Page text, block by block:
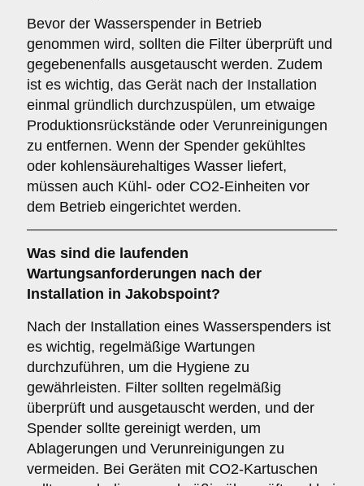
Bevor der Wasserspender in Betrieb
genommen wird, sollten die Filter überprüft und
gegebenenfalls ausgetauscht werden. Zudem
ist es wichtig, das Gerät nach der Installation
einmal gründlich durchzuspülen, um etwaige
Produktionsrückstände oder Verunreinigungen
zu entfernen. Wenn der Spender gekühltes
oder kohlensäurehaltiges Wasser liefert,
müssen auch Kühl- oder CO2-Einheiten vor
dem Betrieb eingerichtet werden.
Was sind die laufenden
Wartungsanforderungen nach der
Installation in Jakobspoint?
Nach der Installation eines Wasserspenders ist
es wichtig, regelmäßige Wartungen
durchzuführen, um die Hygiene zu
gewährleisten. Filter sollten regelmäßig
überprüft und ausgetauscht werden, und der
Spender sollte gereinigt werden, um
Ablagerungen und Verunreinigungen zu
vermeiden. Bei Geräten mit CO2-Kartuschen